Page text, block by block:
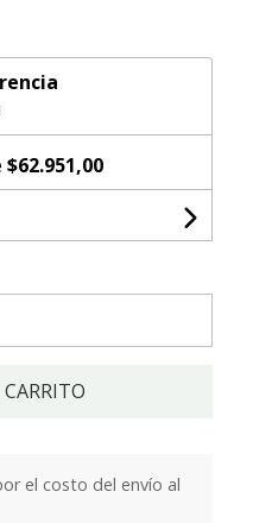
$62.951,00
CARRITO
el costo del envío al